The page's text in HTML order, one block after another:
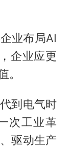
业布局AI
企业应更
。
到电气时
次工业革
驱动生产